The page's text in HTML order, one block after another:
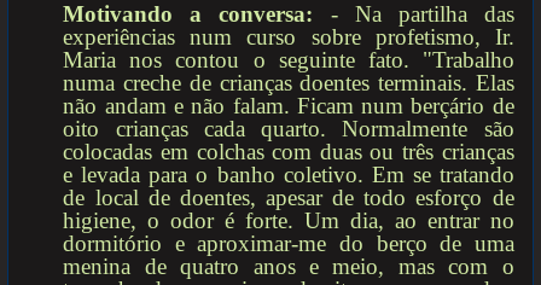
Motivando a conversa: - Na partilha das
experiências num curso sobre profetismo, Ir.
Maria nos contou o seguinte fato. "Trabalho
numa creche de crianças doentes terminais. Elas
não andam e não falam. Ficam num berçário de
oito crianças cada quarto. Normalmente são
colocadas em colchas com duas ou três crianças
e levada para o banho coletivo. Em se tratando
de local de doentes, apesar de todo esforço de
higiene, o odor é forte. Um dia, ao entrar no
dormitório e aproximar-me do berço de uma
menina de quatro anos e meio, mas com o